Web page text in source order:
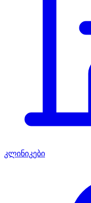
კლინიკები